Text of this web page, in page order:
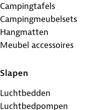
Campingtafels
Campingmeubelsets
Hangmatten
Meubel accessoires
Slapen
Luchtbedden
Luchtbedpompen